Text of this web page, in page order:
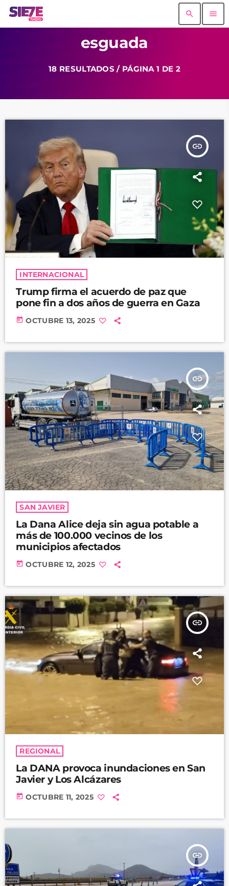
search menu
esguada
18 RESULTADOS / PÁGINA 1 DE 2
insert_link
INTERNACIONAL
Trump firma el acuerdo de paz que
pone fin a dos años de guerra en Gaza
today OCTUBRE 13, 2025
insert_link
SAN JAVIER
La Dana Alice deja sin agua potable a
más de 100.000 vecinos de los
municipios afectados
today OCTUBRE 12, 2025
insert_link
REGIONAL
La DANA provoca inundaciones en San
Javier y Los Alcázares
today OCTUBRE 11, 2025
insert_link